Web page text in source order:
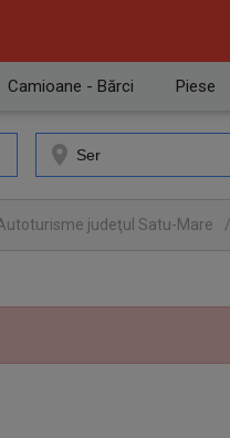
Camioane - Bărci Piese
judeţul Satu-Mare /